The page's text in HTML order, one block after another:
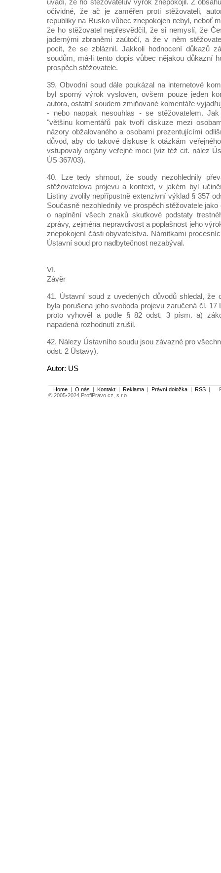
uvádí, že ho stěžovatelův výrok znepokojil. Z
očividné, že ač je zaměřen proti stěžovateli,
republiky na Rusko vůbec znepokojen nebyl, neboť
že ho stěžovatel nepřesvědčil, že si nemyslí, že
jadernými zbraněmi zaútočí, a že v něm
pocit, že se zbláznil. Jakkoli hodnocení důkazů
soudům, má-li tento dopis vůbec nějakou důkazní
prospěch stěžovatele.
39. Obvodní soud dále poukázal na internetové
byl sporný výrok vysloven, ovšem pouze jeden
autora, ostatní soudem zmiňované komentáře
- nebo naopak nesouhlas - se stěžovatelem.
"většinu komentářů pak tvoří diskuze mezi
názory obžalovaného a osobami prezentujícími
důvod, aby do takové diskuse k otázkám
vstupovaly orgány veřejné moci (viz též cit. nález
ÚS 367/03).
40. Lze tedy shrnout, že soudy nezohlednily
stěžovatelova projevu a kontext, v jakém byl
Listiny zvolily nepřípustně extenzivní výklad § 357
Současně nezohlednily ve prospěch stěžovatele
o naplnění všech znaků skutkové podstaty
zprávy, zejména nepravdivost a poplašnost jeho
znepokojení části obyvatelstva. Námitkami
Ústavní soud pro nadbytečnost nezabýval.
VI.
Závěr
41. Ústavní soud z uvedených důvodů shledal, že
byla porušena jeho svoboda projevu zaručená čl.
proto vyhověl a podle § 82 odst. 3 písm. a)
napadená rozhodnutí zrušil.
42. Nálezy Ústavního soudu jsou závazné pro
odst. 2 Ústavy).
Autor: US
Home | O nás | Kontakt | Reklama | Právní doložka | RSS |
© 2005-2024 ProfiPravo.cz, s.r.o.